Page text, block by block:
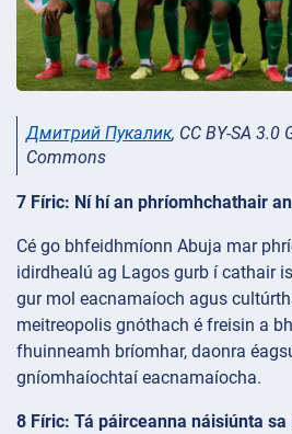
Дмитрий Пукалик, CC BY-SA 3.0
Commons
7 Fíric: Ní hí an phríomhchathair
Cé go bhfeidhmíonn Abuja mar
idirdhealú ag Lagos gurb í cathair
gur mol eacnamaíoch agus
meitreopolis gnóthach é freisin a
fhuinneamh bríomhar, daonra
gníomhaíochtaí eacnamaíocha.
8 Fíric: Tá páirceanna náisiúnta sa